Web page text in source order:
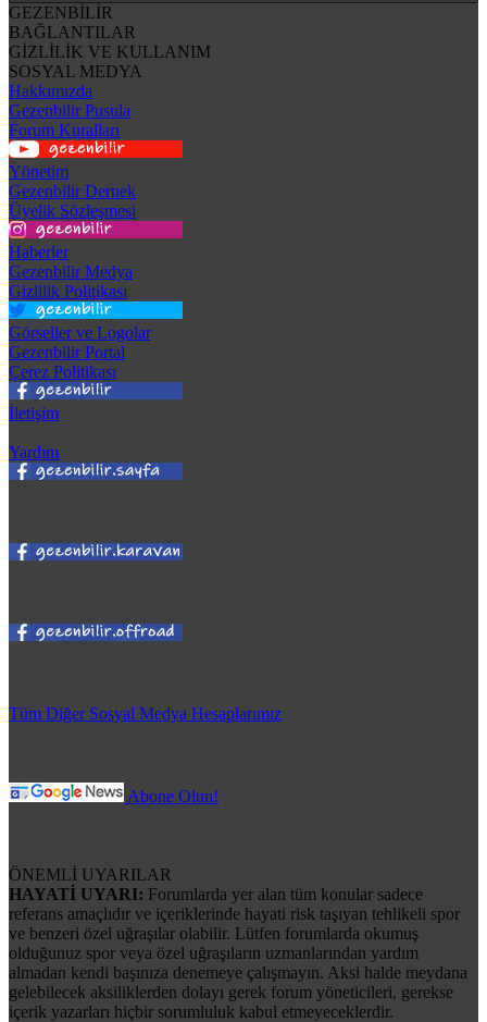
GEZENBİLİR
BAĞLANTILAR
GİZLİLİK VE KULLANIM
SOSYAL MEDYA
Hakkımızda
Gezenbilir Pusula
Forum Kuralları
Yönetim
Gezenbilir Dernek
Üyelik Sözleşmesi
Haberler
Gezenbilir Medya
Gizlilik Politikası
Görseller ve Logolar
Gezenbilir Portal
Çerez Politikası
İletişim
Yardım
Tüm Diğer Sosyal Medya Hesaplarımız
Abone Olun!
ÖNEMLİ UYARILAR
HAYATİ UYARI: Forumlarda yer alan tüm konular sadece
referans amaçlıdır ve içeriklerinde hayati risk taşıyan tehlikeli spor
ve benzeri özel uğraşılar olabilir. Lütfen forumlarda okumuş
olduğunuz spor veya özel uğraşıların uzmanlarından yardım
almadan kendi başınıza denemeye çalışmayın. Aksi halde meydana
gelebilecek aksiliklerden dolayı gerek forum yöneticileri, gerekse
içerik yazarları hiçbir sorumluluk kabul etmeyeceklerdir.